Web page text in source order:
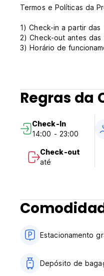
Termos e Políticas da
1) Check-in a partir das
2) Check-out antes das
3) Horário de
7) NÃO fumar no
Regras da
Check-In
14:00 - 23:00
Check-out
até
Estacionamento
Depósito de